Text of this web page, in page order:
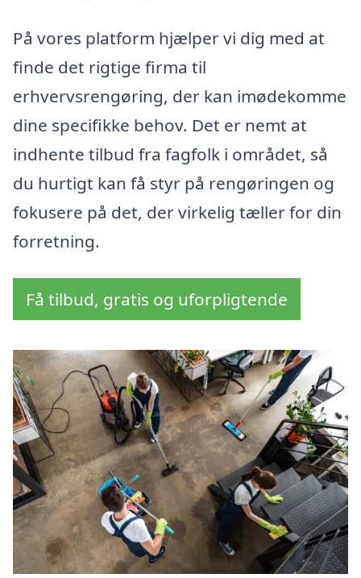
På vores platform hjælper vi dig med at
finde det rigtige firma til
erhvervsrengøring, der kan imødekomme
dine specifikke behov. Det er nemt at
indhente tilbud fra fagfolk i området, så
du hurtigt kan få styr på rengøringen og
fokusere på det, der virkelig tæller for din
forretning.
Få tilbud, gratis og uforpligtende